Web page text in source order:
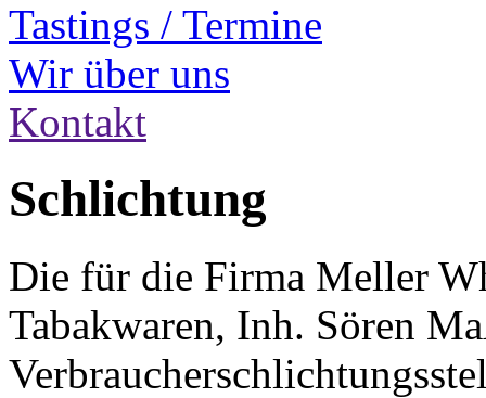
Tastings / Termine
Wir über uns
Kontakt
Schlichtung
Die für die Firma Meller
Tabakwaren, Inh. Sören